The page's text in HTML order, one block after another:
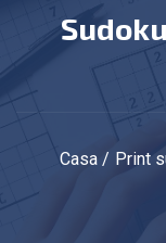
Casa Print